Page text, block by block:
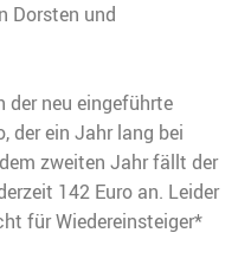
Dorsten und
der neu eingeführte
der ein Jahr lang bei
zweiten Jahr fällt der
142 Euro an. Leider
für Wiedereinsteiger*